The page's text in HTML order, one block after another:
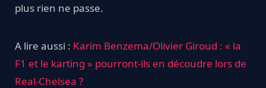
plus rien ne passe.
A lire aussi : Karim Benzema/Olivier Giroud : « la
F1 et le karting » pourront-ils en découdre lors de
Real-Chelsea ?